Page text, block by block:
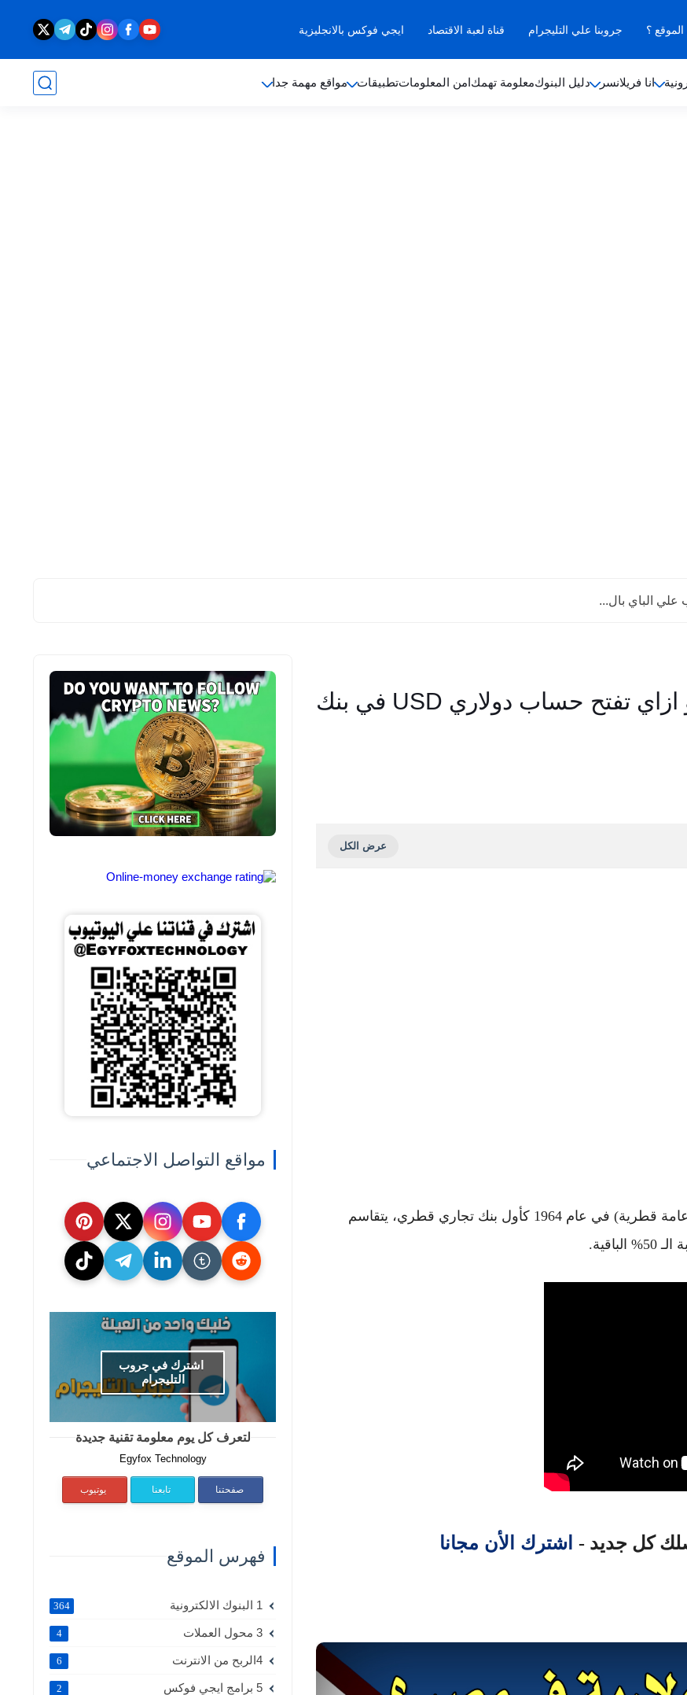
؟ جروبنا علي التليجرام قناة لعبة الاقتصاد ايجي فوكس بالانجليزية
انا فريلانسر دليل البنوكمعلومة تهمكامن المعلوماتتطبيقات مواقع مهمة جدا
الباي بال...
ازاي تطلع فيزا بالدولار في مصر ؟ و ازاي تفتح حساب دولاري USD في بنك
تأسس بنك قطر الوطني (مجموعة QNB – شركة مساهمة عامة قطرية) في عام 1964 كأول بنك تجاري قطري، يتقاسم
كل جديد - اشترك الأن مجانا
مواقع التواصل الاجتماعي
اشترك في جروب
التليجرام
لتعرف كل يوم معلومة تقنية جديدة
Egyfox Technology
صفحتنا تابعنا يوتيوب
فهرس الموقع
1 البنوك الالكترونية 364
3 محول العملات 4
4الربح من الانترنت 6
5 برامج ايجي فوكس 2